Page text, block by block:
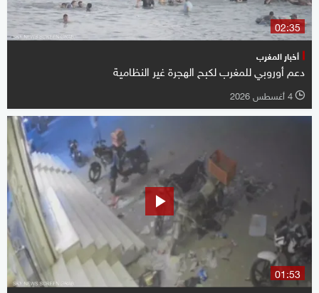
02:35
أخبار المغرب
دعم أوروبي للمغرب لكبح الهجرة غير النظامية
l 4 أغسطس 2026
01:53